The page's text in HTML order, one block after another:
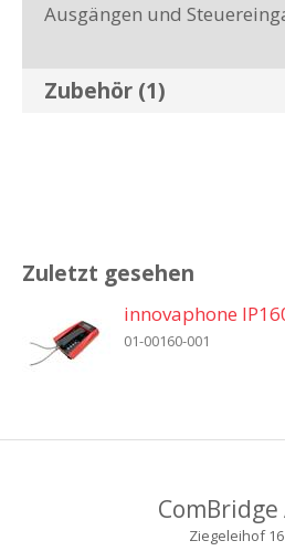
Ausgängen und
Zubehör (1)
Zuletzt gesehen
innovaphone
01-00160-001
ComBridge
Ziegeleihof 16